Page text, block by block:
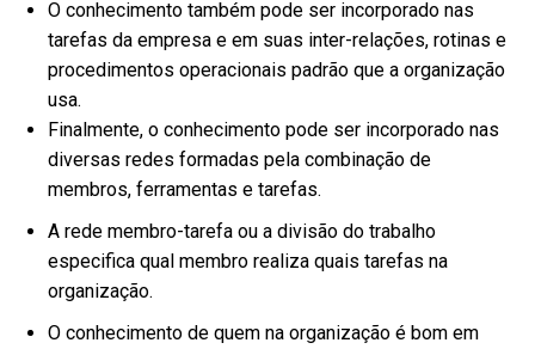
O conhecimento também pode ser incorporado nas
tarefas da empresa e em suas inter-relações, rotinas e
procedimentos operacionais padrão que a organização
usa.
Finalmente, o conhecimento pode ser incorporado nas
diversas redes formadas pela combinação de
membros, ferramentas e tarefas.
A rede membro-tarefa ou a divisão do trabalho
especifica qual membro realiza quais tarefas na
organização.
O conhecimento de quem na organização é bom em